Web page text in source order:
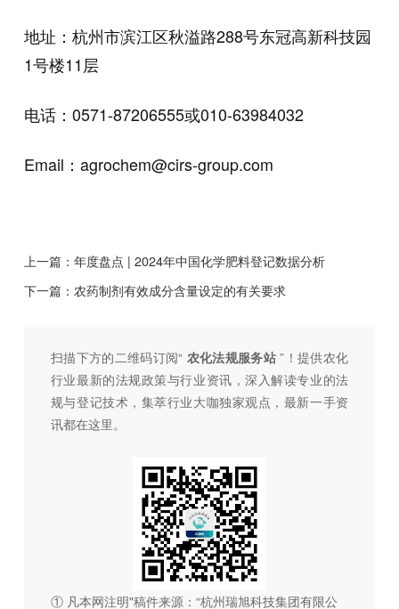
地址：杭州市滨江区秋溢路288号东冠高新科技园
1号楼11层
电话：0571-87206555或010-63984032
Email：agrochem@cirs-group.com
上一篇： 年度盘点 | 2024年中国化学肥料登记数据分析
下一篇： 农药制剂有效成分含量设定的有关要求
扫描下方的二维码订阅“ 农化法规服务站 ”！提供农化
行业最新的法规政策与行业资讯，深入解读专业的法
规与登记技术，集萃行业大咖独家观点，最新一手资
讯都在这里。
① 凡本网注明"稿件来源：“杭州瑞旭科技集团有限公